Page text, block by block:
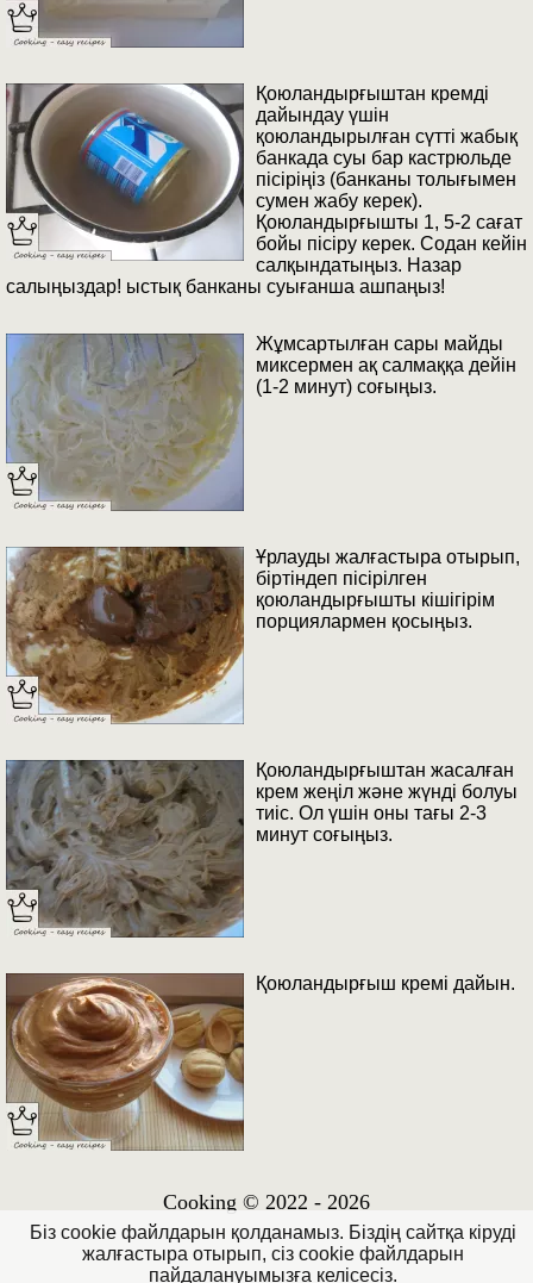
Қоюландырғыштан кремді
дайындау үшін
қоюландырылған сүтті жабық
банкада суы бар кастрюльде
пісіріңіз (банканы толығымен
сумен жабу керек).
Қоюландырғышты 1, 5-2 сағат
бойы пісіру керек. Содан кейін
салқындатыңыз. Назар
салыңыздар! ыстық банканы суығанша ашпаңыз!
Жұмсартылған сары майды
миксермен ақ салмаққа дейін
(1-2 минут) соғыңыз.
Ұрлауды жалғастыра отырып,
біртіндеп пісірілген
қоюландырғышты кішігірім
порциялармен қосыңыз.
Қоюландырғыштан жасалған
крем жеңіл және жүнді болуы
тиіс. Ол үшін оны тағы 2-3
минут соғыңыз.
Қоюландырғыш кремі дайын.
Cooking © 2022 - 2026
Біз cookie файлдарын қолданамыз. Біздің сайтқа кіруді
жалғастыра отырып, сіз cookie файлдарын
пайдалануымызға келісесіз.